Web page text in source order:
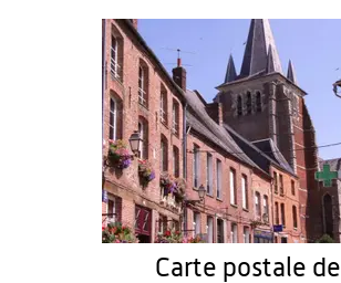
Carte postale de